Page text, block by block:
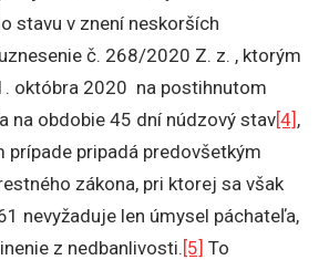
stavu v znení neskorších
č. 268/2020 Z. z. , ktorým
októbra 2020 na postihnutom
na obdobie 45 dní núdzový stav[4] ,
prípade pripadá predovšetkým
zákona, pri ktorej sa však
nevyžaduje len úmysel páchateľa,
z nedbanlivosti. [5] To